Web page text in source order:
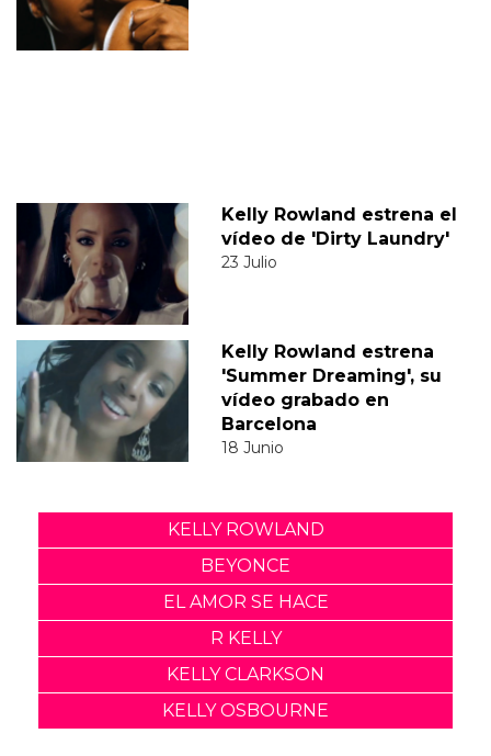
Kelly Rowland estrena el
vídeo de 'Dirty Laundry'
23 Julio
Kelly Rowland estrena
'Summer Dreaming', su
vídeo grabado en
Barcelona
18 Junio
KELLY ROWLAND
BEYONCE
EL AMOR SE HACE
R KELLY
KELLY CLARKSON
KELLY OSBOURNE